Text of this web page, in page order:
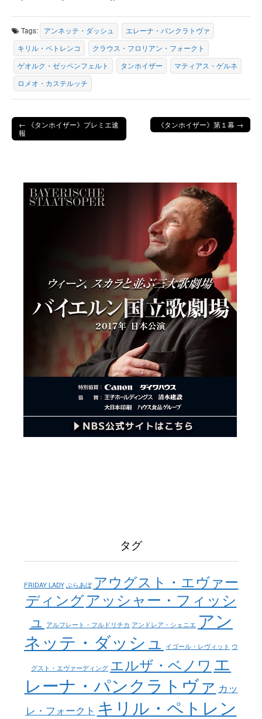
Tags: アンネッテ・ダッシュ
エレーナ・パンクラトヴァ
キリル・ペトレンコ
クラウス・フロリアン・フォークト
ゲオルク・ゼッペンフェルト
タンホイザー
マティアス・ゲルネ
ロメオ・カステルッチ
Post navigation
← 《タンホイザー》プレミエ速
報
《タンホイザー》第１幕 →
タグ
FRIDAY LADY ぶらあぼ アウグスト・エヴァー
ディングアッシャー・フィッシ
ュ アルフレート・フルドリチカ アンドレア・シェニエ アン
ネッテ・ダッシュ イゴール・レヴィット ウ
グスト・エヴァーディング エルザ・ベノワ エ
レーナ・パンクラトヴァ カッ
レ・フォークト キリル・ペトレン